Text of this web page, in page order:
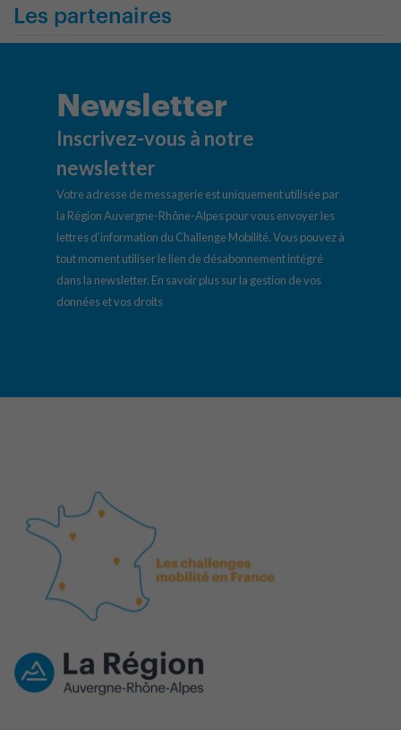
Les partenaires
Newsletter
Inscrivez-vous à notre
newsletter
Votre adresse de messagerie est uniquement utilisée par
la Région Auvergne-Rhône-Alpes pour vous envoyer les
lettres d’information du Challenge Mobilité. Vous pouvez à
tout moment utiliser le lien de désabonnement intégré
dans la newsletter. En savoir plus sur la gestion de vos
données et vos droits